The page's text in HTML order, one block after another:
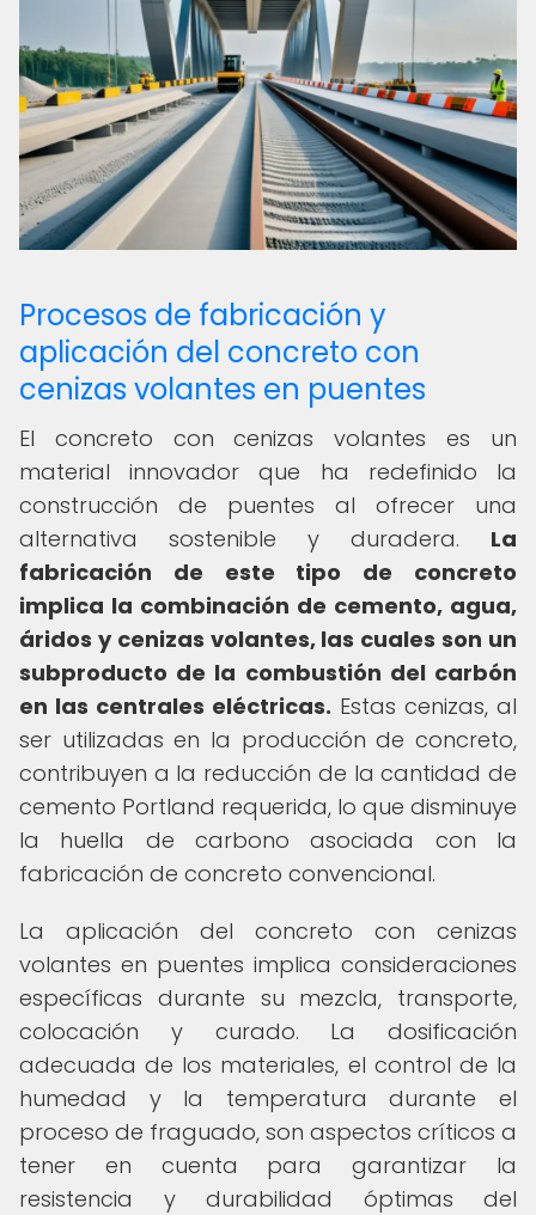
Procesos de fabricación y
aplicación del concreto con
cenizas volantes en puentes
El concreto con cenizas volantes es un
material innovador que ha redefinido la
construcción de puentes al ofrecer una
alternativa sostenible y duradera. La
fabricación de este tipo de concreto
implica la combinación de cemento, agua,
áridos y cenizas volantes, las cuales son un
subproducto de la combustión del carbón
en las centrales eléctricas. Estas cenizas, al
ser utilizadas en la producción de concreto,
contribuyen a la reducción de la cantidad de
cemento Portland requerida, lo que disminuye
la huella de carbono asociada con la
fabricación de concreto convencional.
La aplicación del concreto con cenizas
volantes en puentes implica consideraciones
específicas durante su mezcla, transporte,
colocación y curado. La dosificación
adecuada de los materiales, el control de la
humedad y la temperatura durante el
proceso de fraguado, son aspectos críticos a
tener en cuenta para garantizar la
resistencia y durabilidad óptimas del